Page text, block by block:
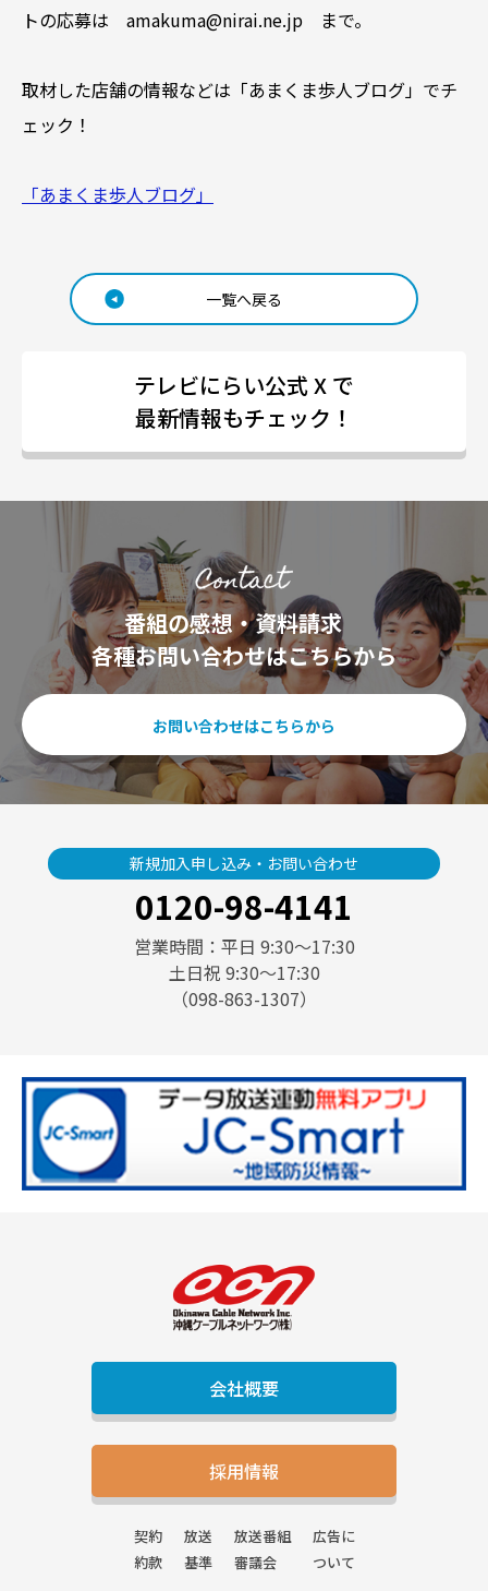
トの応募は amakuma@nirai.ne.jp まで。
取材した店舗の情報などは「あまくま歩人ブログ」でチ
ェック！
「あまくま歩人ブログ」
一覧へ戻る
テレビにらい公式 X で
最新情報もチェック！
番組の感想・資料請求
各種お問い合わせはこちらから
お問い合わせはこちらから
新規加入申し込み・お問い合わせ
0120-98-4141
営業時間：平日 9:30〜17:30
土日祝 9:30〜17:30
（098-863-1307）
会社概要
採用情報
契約
約款
放送
基準
放送番組
審議会
広告に
ついて